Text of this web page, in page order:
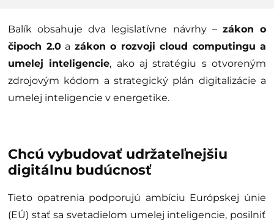
Balík obsahuje dva legislatívne návrhy – zákon o
čipoch 2.0a zákon o rozvoji cloud computingu a
umelej inteligencie, ako aj stratégiu s otvoreným
zdrojovým kódom a strategický plán digitalizácie a
umelej inteligencie v energetike.
Chcú vybudovať udržateľnejšiu
digitálnu budúcnosť
Tieto opatrenia podporujú ambíciu Európskej únie
(EÚ) stať sa svetadielom umelej inteligencie, posilniť